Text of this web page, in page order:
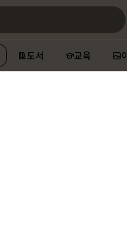
도서 교육